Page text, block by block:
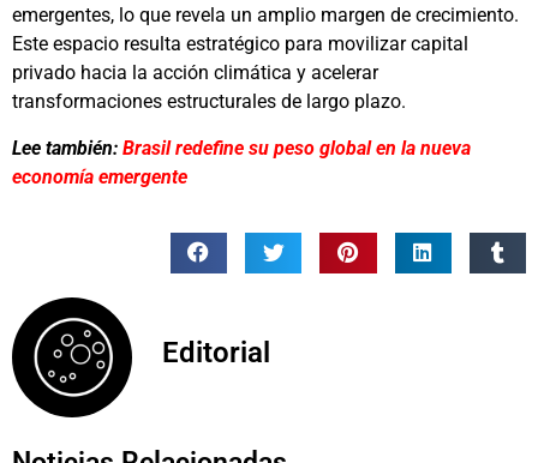
emergentes, lo que revela un amplio margen de crecimiento.
Este espacio resulta estratégico para movilizar capital
privado hacia la acción climática y acelerar
transformaciones estructurales de largo plazo.
Lee también: Brasil redefine su peso global en la nueva
economía emergente
Editorial